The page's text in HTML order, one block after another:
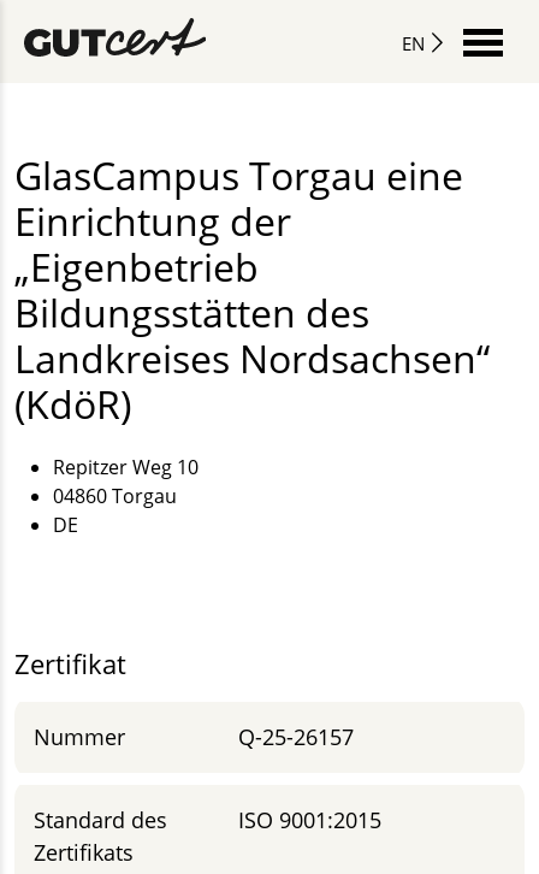
EN
GlasCampus Torgau eine
Einrichtung der
„Eigenbetrieb
Bildungsstätten des
Landkreises Nordsachsen“
(KdöR)
Repitzer Weg 10
04860 Torgau
DE
Zertifikat
Nummer Q-25-26157
Standard des
Zertifikats
ISO 9001:2015